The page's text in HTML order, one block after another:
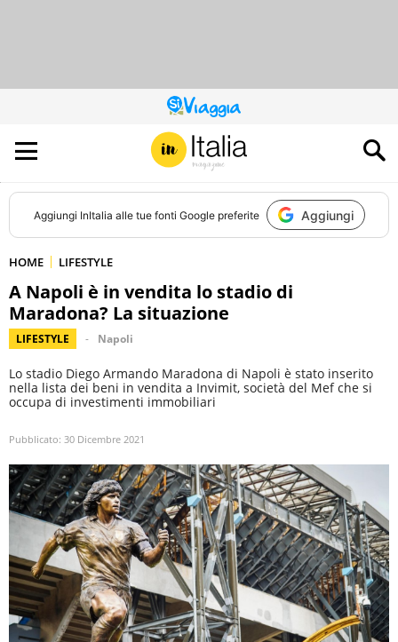
QUESTO
SITO
CONTRIBUISCE
ALL’AUDIENCE
DI
Aggiungi InItalia alle tue fonti Google preferite Aggiungi
HOME LIFESTYLE
A Napoli è in vendita lo stadio di
Maradona? La situazione
LIFESTYLE Napoli
Lo stadio Diego Armando Maradona di Napoli è stato inserito
nella lista dei beni in vendita a Invimit, società del Mef che si
occupa di investimenti immobiliari
Pubblicato: 30 Dicembre 2021